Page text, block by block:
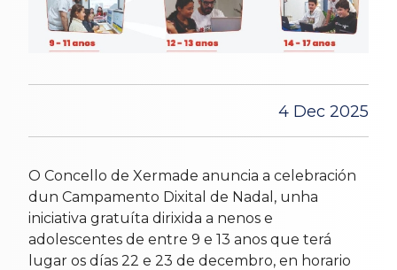
4 Dec 2025
O Concello de Xermade anuncia a celebración
dun Campamento Dixital de Nadal, unha
iniciativa gratuíta dirixida a nenos e
adolescentes de entre 9 e 13 anos que terá
lugar os días 22 e 23 de decembro, en horario